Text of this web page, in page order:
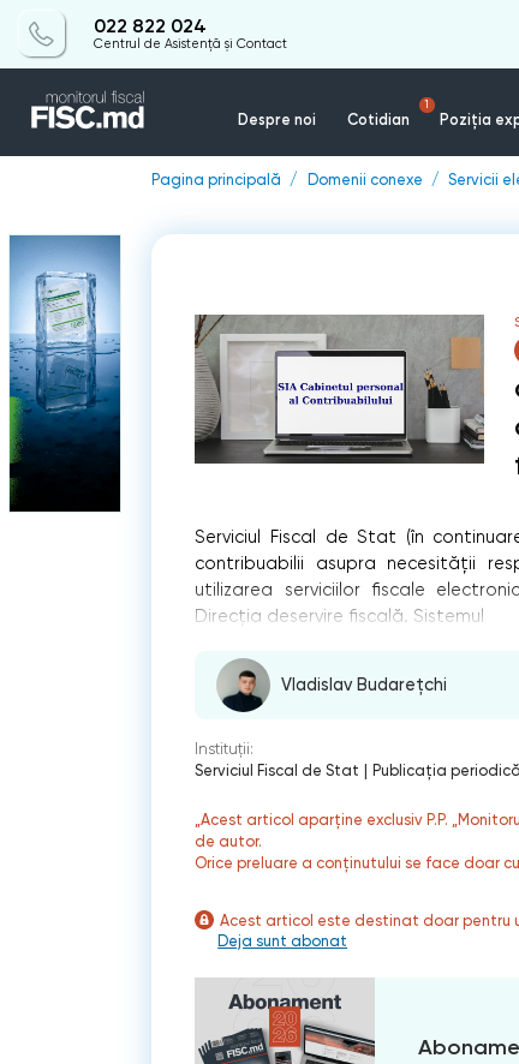
022 822 024
Centrul de Asistență și Contact
Despre noi Cotidian
1
Poziția
Pagina principală Domenii conexe Servicii
Serviciul Fiscal de Stat (în
contribuabilii asupra necesității
utilizarea serviciilor fiscale
Direcția deservire fiscală. Sistemul
Vladislav Budarețchi
Instituții:
Serviciul Fiscal de Stat
Publicaţia periodică
„Acest articol aparține exclusiv P.P.
de autor.
Orice preluare a conținutului se face doar
Acest articol este destinat doar pentru
Deja sunt abonat